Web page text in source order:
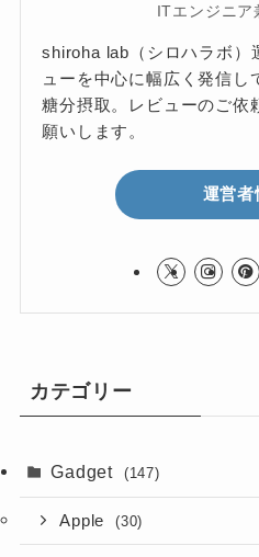
ITエンジニア
shiroha lab（シロハラボ）
ューを中心に幅広く発信し
糖分摂取。レビューのご依
願いします。
運営者
カテゴリー
Gadget (147)
Apple (30)